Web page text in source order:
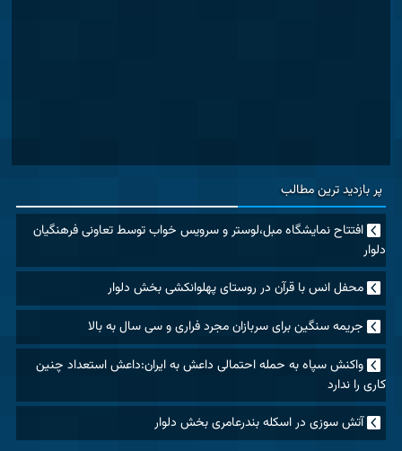
پر بازدید ترین مطالب
افتتاح نمایشگاه مبل،لوستر و سرویس خواب توسط تعاونی فرهنگیان
دلوار
محفل انس با قرآن در روستای پهلوانکشی بخش دلوار
جریمه سنگین برای سربازان مجرد فراری و سی سال به بالا
واکنش سپاه به حمله احتمالی داعش به ایران:داعش استعداد چنین
کاری را ندارد
آتش سوزی در اسکله بندرعامری بخش دلوار